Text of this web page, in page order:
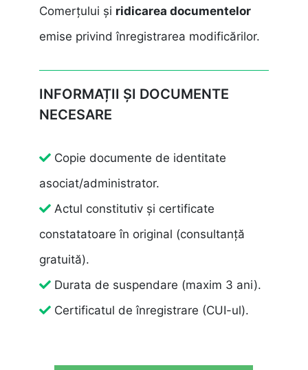
Comerțului și ridicarea documentelor
emise privind înregistrarea modificărilor.
INFORMAȚII ȘI DOCUMENTE
NECESARE
Copie documente de identitate
asociat/administrator.
Actul constitutiv și certificate
constatatoare în original (consultanță
gratuită).
Durata de suspendare (maxim 3 ani).
Certificatul de înregistrare (CUI-ul).